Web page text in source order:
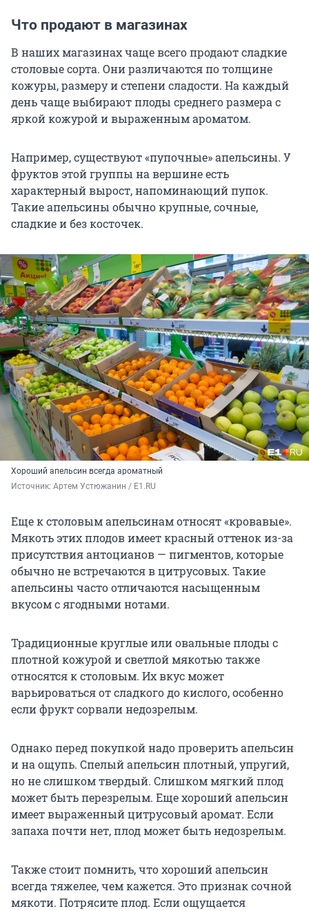
Что продают в магазинах
В наших магазинах чаще всего продают сладкие
столовые сорта. Они различаются по толщине
кожуры, размеру и степени сладости. На каждый
день чаще выбирают плоды среднего размера с
яркой кожурой и выраженным ароматом.
Например, существуют «пупочные» апельсины. У
фруктов этой группы на вершине есть
характерный вырост, напоминающий пупок.
Такие апельсины обычно крупные, сочные,
сладкие и без косточек.
Хороший апельсин всегда ароматный
Источник: Артем Устюжанин / E1.RU
Еще к столовым апельсинам относят «кровавые».
Мякоть этих плодов имеет красный оттенок из-за
присутствия антоцианов — пигментов, которые
обычно не встречаются в цитрусовых. Такие
апельсины часто отличаются насыщенным
вкусом с ягодными нотами.
Традиционные круглые или овальные плоды с
плотной кожурой и светлой мякотью также
относятся к столовым. Их вкус может
варьироваться от сладкого до кислого, особенно
если фрукт сорвали недозрелым.
Однако перед покупкой надо проверить апельсин
и на ощупь. Спелый апельсин плотный, упругий,
но не слишком твердый. Слишком мягкий плод
может быть перезрелым. Еще хороший апельсин
имеет выраженный цитрусовый аромат. Если
запаха почти нет, плод может быть недозрелым.
Также стоит помнить, что хороший апельсин
всегда тяжелее, чем кажется. Это признак сочной
мякоти. Потрясите плод. Если ощущается